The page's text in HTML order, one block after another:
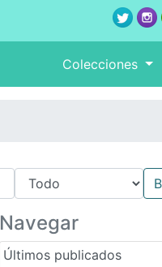
Colecciones
Navegar
Últimos publicados